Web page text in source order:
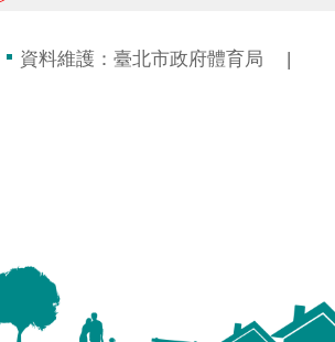
資料維護：臺北市政府體育局